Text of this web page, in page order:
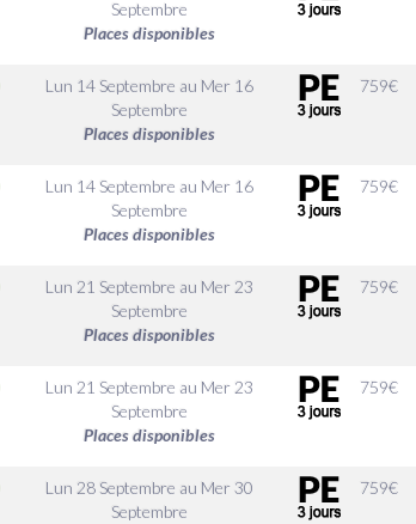
Septembre
Places disponibles
Lun 14 Septembre au Mer 16
Septembre
Places disponibles
759€
Lun 14 Septembre au Mer 16
Septembre
Places disponibles
759€
Lun 21 Septembre au Mer 23
Septembre
Places disponibles
759€
Lun 21 Septembre au Mer 23
Septembre
Places disponibles
759€
Lun 28 Septembre au Mer 30
Septembre
759€